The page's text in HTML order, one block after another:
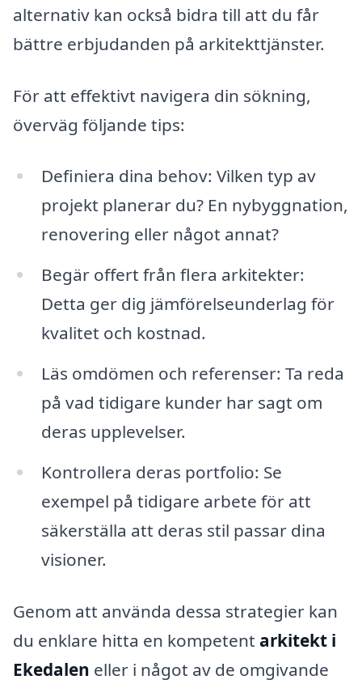
alternativ kan också bidra till att du får
bättre erbjudanden på arkitekttjänster.
För att effektivt navigera din sökning,
överväg följande tips:
Definiera dina behov: Vilken typ av
projekt planerar du? En nybyggnation,
renovering eller något annat?
Begär offert från flera arkitekter:
Detta ger dig jämförelseunderlag för
kvalitet och kostnad.
Läs omdömen och referenser: Ta reda
på vad tidigare kunder har sagt om
deras upplevelser.
Kontrollera deras portfolio: Se
exempel på tidigare arbete för att
säkerställa att deras stil passar dina
visioner.
Genom att använda dessa strategier kan
du enklare hitta en kompetent arkitekt i
Ekedalen eller i något av de omgivande